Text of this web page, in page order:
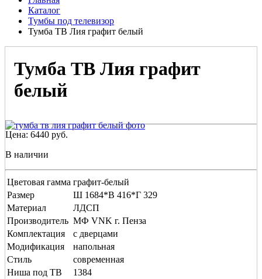
Каталог
Тумбы под телевизор
Тумба ТВ Лия графит белый
Тумба ТВ Лия графит
белый
Цена: 6440 руб.
В наличии
Цветовая гамма графит-белый
Размер
Ш 1684*В 416*Г 329
Материал
ЛДСП
Производитель МФ VNK г. Пенза
Комплектация
с дверцами
Модификация
напольная
Стиль
современная
Ниша под ТВ
1384